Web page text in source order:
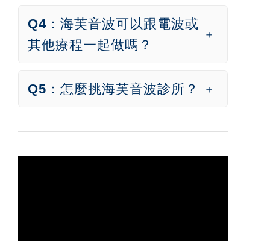
Q4：海芙音波可以跟電波或
其他療程一起做嗎？
Q5：怎麼挑海芙音波診所？